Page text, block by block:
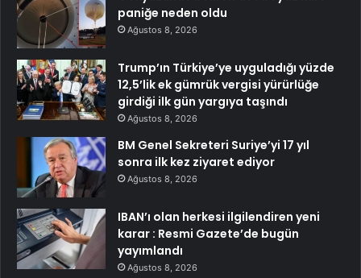
paniğe neden oldu
Ağustos 8, 2026
Trump’ın Türkiye’ye uyguladığı yüzde
12,5’lik ek gümrük vergisi yürürlüğe
girdiği ilk gün yargıya taşındı
Ağustos 8, 2026
BM Genel Sekreteri Suriye’yi 17 yıl
sonra ilk kez ziyaret ediyor
Ağustos 8, 2026
IBAN’ı olan herkesi ilgilendiren yeni
karar : Resmi Gazete’de bugün
yayımlandı
Ağustos 8, 2026